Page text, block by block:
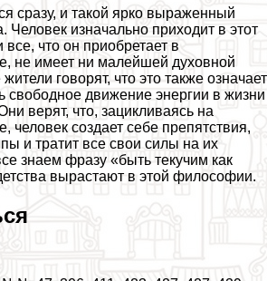
сразу, и такой ярко выраженный
Человек изначально приходит в этот
что он приобретает в
не имеет ни малейшей духовной
говорят, что это также означает
свободное движение энергии в жизни
верят, что, зацикливаясь на
человек создает себе препятствия,
и тратит все свои силы на их
знаем фразу «быть текучим как
вырастают в этой философии.